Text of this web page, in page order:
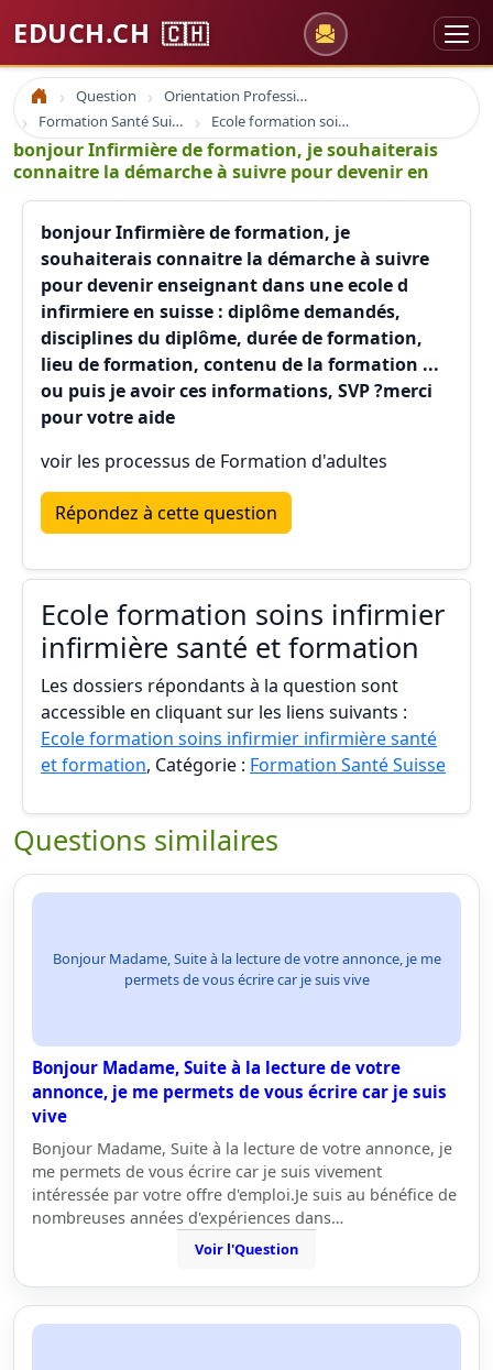
EDUCH.CH 🇨🇭
Accueil Question
Orientation Professionnelle
Formation Santé Suisse
Ecole formation soins infirmier infirmière santé et formation
bonjour Infirmière de formation, je souhaiterais
connaitre la démarche à suivre pour devenir en
bonjour Infirmière de formation, je
souhaiterais connaitre la démarche à suivre
pour devenir enseignant dans une ecole d
infirmiere en suisse : diplôme demandés,
disciplines du diplôme, durée de formation,
lieu de formation, contenu de la formation ...
ou puis je avoir ces informations, SVP ?merci
pour votre aide
voir les processus de Formation d'adultes
Répondez à cette question
Ecole formation soins infirmier
infirmière santé et formation
Les dossiers répondants à la question sont
accessible en cliquant sur les liens suivants :
Ecole formation soins infirmier infirmière santé
et formation, Catégorie : Formation Santé Suisse
Questions similaires
Bonjour Madame, Suite à la lecture de votre annonce, je me
permets de vous écrire car je suis vive
Bonjour Madame, Suite à la lecture de votre
annonce, je me permets de vous écrire car je suis
vive
Bonjour Madame, Suite à la lecture de votre annonce, je
me permets de vous écrire car je suis vivement
intéressée par votre offre d'emploi.Je suis au bénéfice de
nombreuses années d'expériences dans…
Voir l'Question